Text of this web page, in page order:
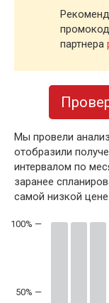
партнера
Мы провели
отобразили
интервалом по
заранее
самой низкой цене.
50% —